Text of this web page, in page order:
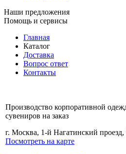
Наши предложения
Помощь и сервисы
Главная
Каталог
Доставка
Вопрос ответ
Контакты
Производство корпоративной
сувениров на заказ
г. Москва, 1-й Нагатинский проезд,
Посмотреть на карте